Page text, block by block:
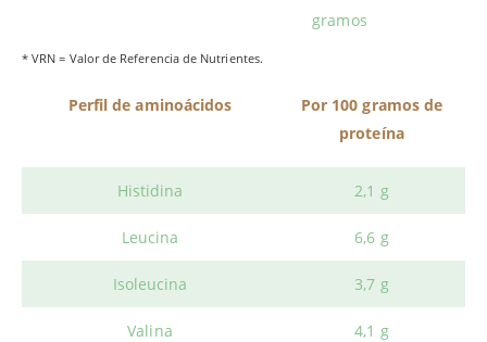
gramos
* VRN = Valor de Referencia de Nutrientes.
Perfil de aminoácidos
Por 100 gramos de
proteína
Histidina 2,1 g
Leucina 6,6 g
Isoleucina 3,7 g
Valina 4,1 g